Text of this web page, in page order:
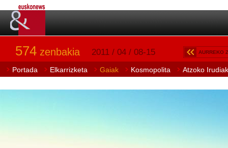
574 zenbakia 2011 / 04 / 08-15 AURREKO
Portada Elkarrizketa Gaiak Kosmopolita Atzoko Irudiak